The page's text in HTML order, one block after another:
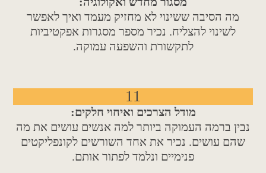
מה הסיבה ששינוי לא מחזיק מעמד ואיך לאפשר
לשינוי להצליח. נכיר מספר מסגרות אפקטיביות
לתקשורת והשפעה עמוקה.
11
מודל הצרכים ואיחוי חלקים:
נבין ברמה העמוקה ביותר למה אנשים עושים את מה
שהם עושים. נכיר את אחד השורשים לקונפליקטים
פנימיים ונלמד לפתור אותם.